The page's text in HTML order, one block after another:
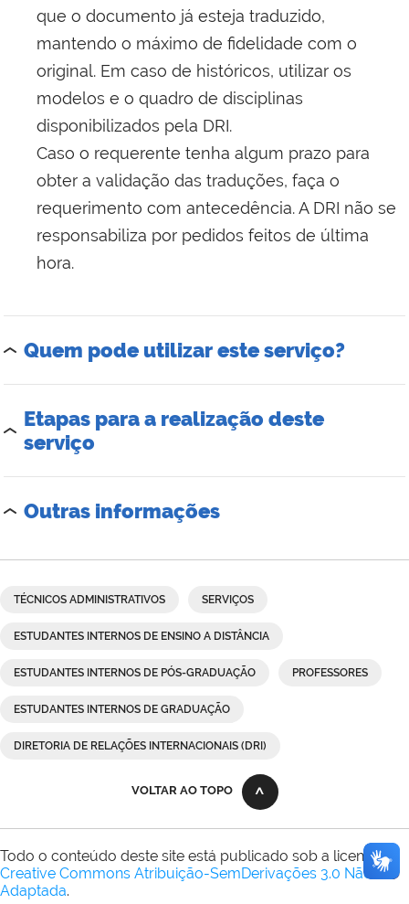
que o documento já esteja traduzido,
mantendo o máximo de fidelidade com o
original. Em caso de históricos, utilizar os
modelos e o quadro de disciplinas
disponibilizados pela DRI.
Caso o requerente tenha algum prazo para
obter a validação das traduções, faça o
requerimento com antecedência. A DRI não se
responsabiliza por pedidos feitos de última
hora.
Quem pode utilizar este serviço?
Etapas para a realização deste
serviço
Outras informações
TÉCNICOS ADMINISTRATIVOS SERVIÇOS
ESTUDANTES INTERNOS DE ENSINO A DISTÂNCIA
ESTUDANTES INTERNOS DE PÓS-GRADUAÇÃO PROFESSORES
ESTUDANTES INTERNOS DE GRADUAÇÃO
DIRETORIA DE RELAÇÕES INTERNACIONAIS (DRI)
VOLTAR AO TOPO
Todo o conteúdo deste site está publicado sob a licença
Creative Commons Atribuição-SemDerivações 3.0 Não
Adaptada.